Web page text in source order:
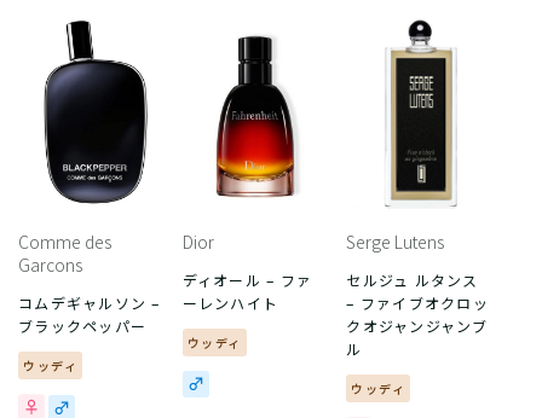
Comme des
Garcons
コムデギャルソン –
ブラックペッパー
ウッディ
Dior
ディオール – ファ
ーレンハイト
ウッディ
Serge Lutens
セルジュ ルタンス
– ファイブオクロッ
クオジャンジャンブ
ル
ウッディ